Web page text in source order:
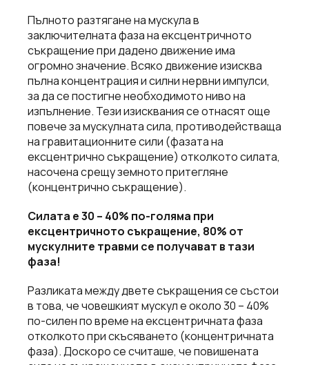
Пълното разтягане на мускула в
заключителната фаза на ексцентричното
съкращение при дадено движение има
огромно значение. Всяко движение изисква
пълна концентрация и силни нервни импулси,
за да се постигне необходимото ниво на
изпълнение. Тези изисквания се отнасят още
повече за мускулната сила, противодействаща
на гравитационните сили (фазата на
ексцентрично съкращение) отколкото силата,
насочена срещу земното притегляне
(концентрично съкращение).
Силата е 30 – 40% по-голяма при
ексцентричното съкращение, 80% от
мускулните травми се получават в тази
фаза!
Разликата между двете съкращения се състои
в това, че човешкият мускул е около 30 – 40%
по-силен по време на ексцентричната фаза
отколкото при скъсяването (концентричната
фаза). Доскоро се считаше, че повишената